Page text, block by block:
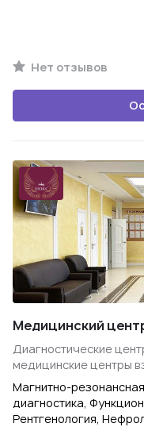
Нет отзывов
Медицинский
Диагностические
медицинские центры
Магнитно-
диагностика,
Рентгенология,